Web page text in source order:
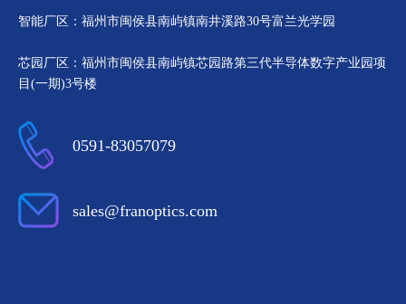
智能厂区：福州市闽侯县南屿镇南井溪路30号富兰光学园
芯园厂区：福州市闽侯县南屿镇芯园路第三代半导体数字产业园项
目(一期)3号楼
0591-83057079
sales@franoptics.com